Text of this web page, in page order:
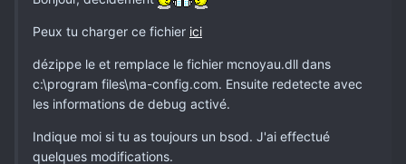
Peux tu charger ce fichier ici
dézippe le et remplace le fichier mcnoyau.dll dans
c:\program files\ma-config.com. Ensuite redetecte avec
les informations de debug activé.
Indique moi si tu as toujours un bsod. J'ai effectué
quelques modifications.